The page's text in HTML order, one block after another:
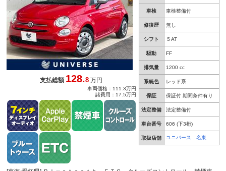
車検 車検整備付
修復歴 無し
シフト ５AT
駆動 FF
排気量 1200 cc
系統色 レッド系
保証 保証付 期間条件有り
法定整備 法定整備付
車台番号 606 (下3桁)
取扱店舗 ユニバース 名東
支払総額128.8 万円
車両価格：111.3万円
諸費用：17.5万円